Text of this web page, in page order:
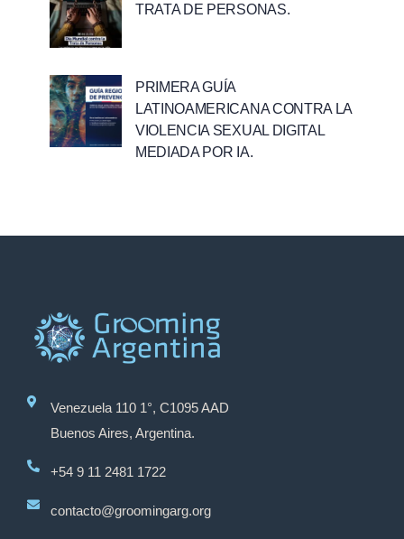
TRATA DE PERSONAS.
PRIMERA GUÍA
LATINOAMERICANA CONTRA LA
VIOLENCIA SEXUAL DIGITAL
MEDIADA POR IA.
Venezuela 110 1°, C1095 AAD
Buenos Aires, Argentina.
+54 9 11 2481 1722
contacto@groomingarg.org